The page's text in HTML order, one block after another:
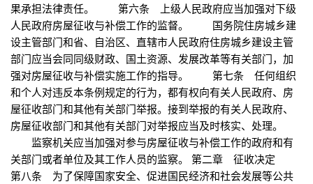
果承担法律责任。 第六条 上级人民政府应当加强对下级
人民政府房屋征收与补偿工作的监督。 国务院住房城乡建
设主管部门和省、自治区、直辖市人民政府住房城乡建设主管
部门应当会同同级财政、国土资源、发展改革等有关部门，加
强对房屋征收与补偿实施工作的指导。 第七条 任何组织
和个人对违反本条例规定的行为，都有权向有关人民政府、房
屋征收部门和其他有关部门举报。接到举报的有关人民政府、
房屋征收部门和其他有关部门对举报应当及时核实、处理。
监察机关应当加强对参与房屋征收与补偿工作的政府和有
关部门或者单位及其工作人员的监察。 第二章 征收决定
第八条 为了保障国家安全、促进国民经济和社会发展等公共